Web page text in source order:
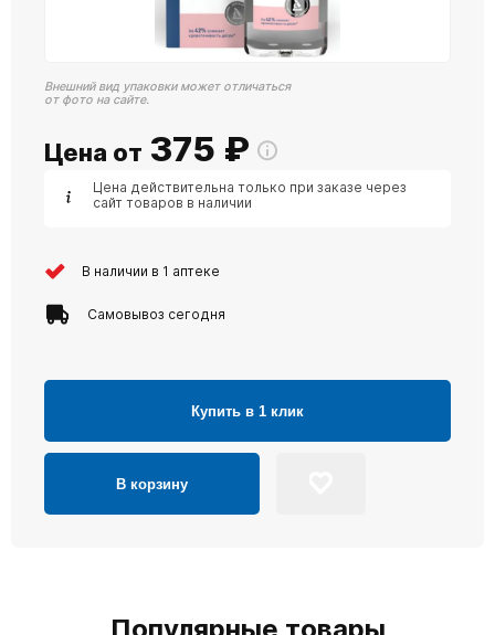
Внешний вид упаковки может отличаться
от фото на сайте.
Цена от 375 ₽
Цена действительна только при заказе через
сайт товаров в наличии
В наличии в 1 аптеке
Самовывоз сегодня
Купить в 1 клик
В корзину